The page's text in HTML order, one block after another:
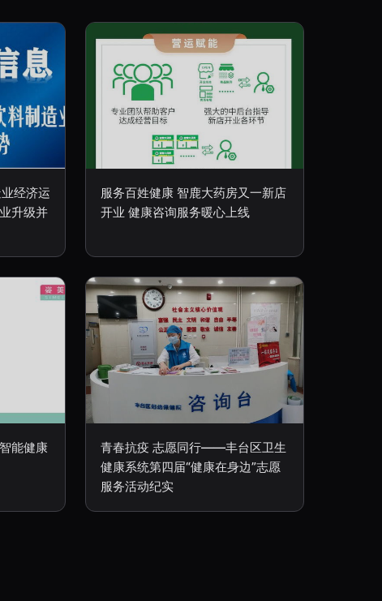
经济运
升级并
服务百姓健康 智鹿大药房又一新店
开业 健康咨询服务暖心上线
能健康
青春抗疫 志愿同行——丰台区卫生
健康系统第四届“健康在身边”志愿
服务活动纪实